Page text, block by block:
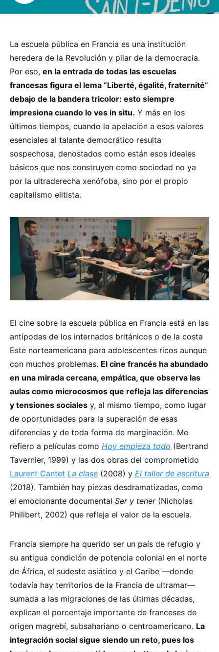
La escuela pública en Francia es una institución
heredera de la Revolución y pilar de la democracia.
Por eso, en la entrada de todas las escuelas
francesas figura el lema “Liberté, égalité, fraternité”
debajo de la bandera tricolor: esto siempre
impresiona cuando lo ves in situ. Y más en los
últimos tiempos, cuando la apelación a esos valores
esenciales al talante democrático resulta
sospechosa, denostados como están esos ideales
básicos que nos construyen como sociedad no ya
por la ultraderecha xenófoba, sino por el propio
capitalismo elitista.
El cine sobre la escuela pública en Francia está en las
antípodas de los internados británicos o de la costa
Este norteamericana para adolescentes ricos aunque
con muchos problemas. El cine francés ha abundado
en una mirada cercana, empática, que observa las
aulas como microcosmos que refleja las diferencias
y tensiones sociales y, al mismo tiempo, como lugar
de oportunidades para la superación de esas
diferencias y de toda forma de marginación. Me
refiero a películas como Hoy empieza todo (Bertrand
Tavernier, 1999) y las dos obras del comprometido
Laurent Cantet La clase (2008) y El taller de escritura
(2018). También hay piezas desdramatizadas, como
el emocionante documental Ser y tener(Nicholas
Philibert, 2002) que refleja el valor de la escuela.
Francia siempre ha querido ser un país de refugio y
su antigua condición de potencia colonial en el norte
de África, el sudeste asiático y el Caribe —donde
todavía hay territorios de la Francia de ultramar—
sumada a las migraciones de las últimas décadas,
explican el porcentaje importante de franceses de
origen magrebí, subsahariano o centroamericano. La
integración social sigue siendo un reto, pues los